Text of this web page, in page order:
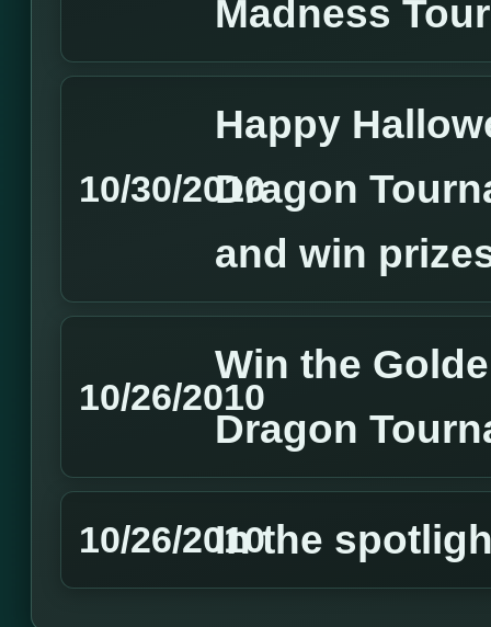
Madness
10/30/2010
Happy
Dragon
and win
10/26/2010
Win the
Dragon
10/26/2010In the